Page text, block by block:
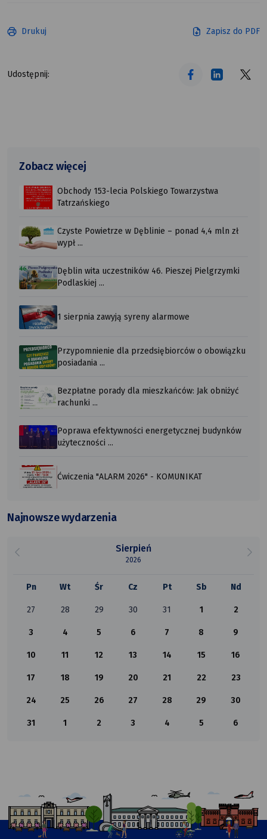
Drukuj Zapisz do PDF
Udostępnij:
Zobacz więcej
Obchody 153-lecia Polskiego Towarzystwa
Tatrzańskiego
Czyste Powietrze w Dęblinie – ponad 4,4 mln zł
wypł ...
Dęblin wita uczestników 46. Pieszej Pielgrzymki
Podlaskiej ...
1 sierpnia zawyją syreny alarmowe
Przypomnienie dla przedsiębiorców o obowiązku
posiadania ...
Bezpłatne porady dla mieszkańców: Jak obniżyć
rachunki ...
Poprawa efektywności energetycznej budynków
użyteczności ...
Ćwiczenia "ALARM 2026" - KOMUNIKAT
Najnowsze wydarzenia
Sierpień
2026
Pn Wt Śr Cz Pt Sb Nd
27 28 29 30 31 1 2
3 4 5 6 7 8 9
10 11 12 13 14 15 16
17 18 19 20 21 22 23
24 25 26 27 28 29 30
31 1 2 3 4 5 6